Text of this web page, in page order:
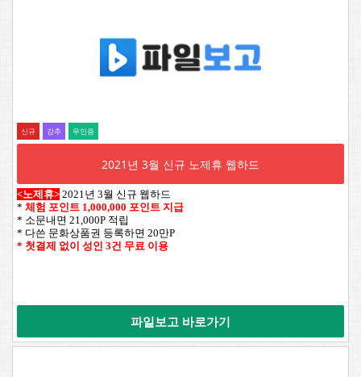
신규 강추 무인증
2021년 3월 신규 노제휴 웹하드
<노제휴> 2021년 3월 신규 웹하드
* 체험 포인트 1,000,000 포인트 지급
* 소문내면 21,000P 적립
* 다쓴 문화상품권 등록하면 20만P
* 첫결제 없이 성인 3건 무료 이용
파일보고 바로가기